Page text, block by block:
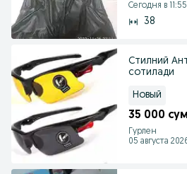
Сегодня в 11:55
38
Стилний
сотилади
Новый
35 000
Гурлен
05 августа